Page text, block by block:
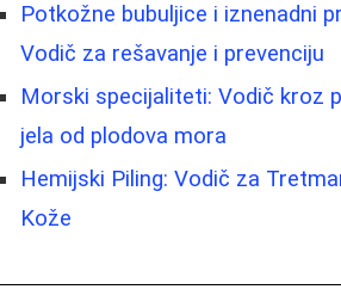
Potkožne bubuljice i iznenadni
Vodič za rešavanje i prevenciju
Morski specijaliteti: Vodič kroz
jela od plodova mora
Hemijski Piling: Vodič za
Kože